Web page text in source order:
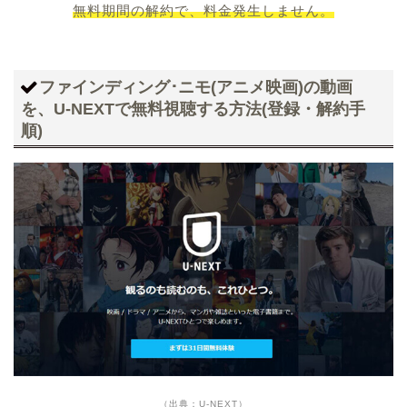
無料期間の解約で、料金発生しません。
ファインディング･ニモ(アニメ映画)の動画
を、U-NEXTで無料視聴する方法(登録・解約手
順)
（出典：U-NEXT）